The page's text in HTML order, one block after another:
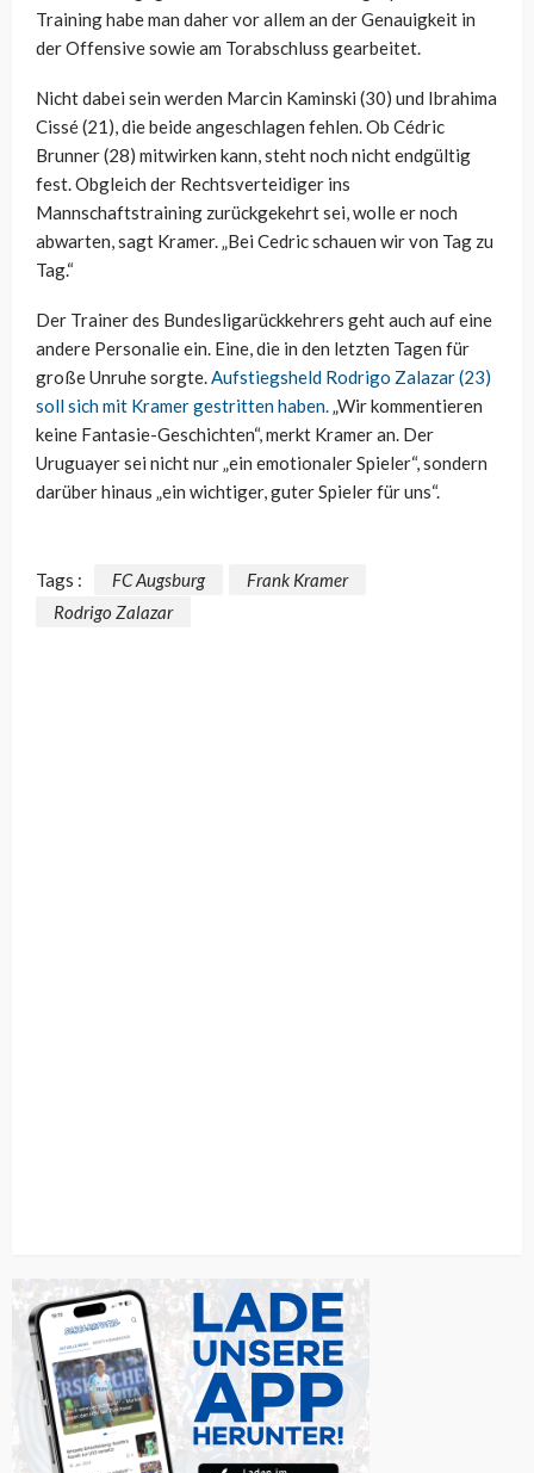
Training habe man daher vor allem an der Genauigkeit in
der Offensive sowie am Torabschluss gearbeitet.
Nicht dabei sein werden Marcin Kaminski (30) und Ibrahima
Cissé (21), die beide angeschlagen fehlen. Ob Cédric
Brunner (28) mitwirken kann, steht noch nicht endgültig
fest. Obgleich der Rechtsverteidiger ins
Mannschaftstraining zurückgekehrt sei, wolle er noch
abwarten, sagt Kramer. „Bei Cedric schauen wir von Tag zu
Tag.“
Der Trainer des Bundesligarückkehrers geht auch auf eine
andere Personalie ein. Eine, die in den letzten Tagen für
große Unruhe sorgte.Aufstiegsheld Rodrigo Zalazar (23)
soll sich mit Kramer gestritten haben.„Wir kommentieren
keine Fantasie-Geschichten“, merkt Kramer an. Der
Uruguayer sei nicht nur „ein emotionaler Spieler“, sondern
darüber hinaus „ein wichtiger, guter Spieler für uns“.
Tags : FC Augsburg
Frank Kramer
Rodrigo Zalazar